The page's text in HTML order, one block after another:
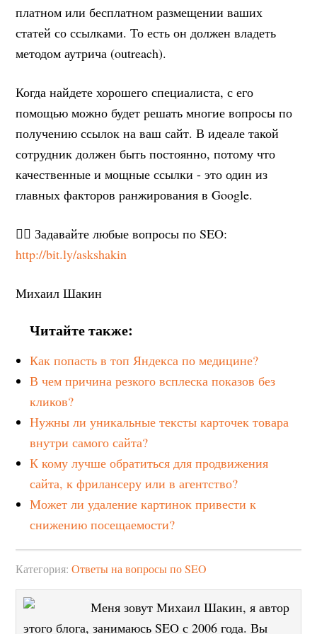
платном или бесплатном размещении ваших
статей со ссылками. То есть он должен владеть
методом аутрича (outreach).
Когда найдете хорошего специалиста, с его
помощью можно будет решать многие вопросы по
получению ссылок на ваш сайт. В идеале такой
сотрудник должен быть постоянно, потому что
качественные и мощные ссылки - это один из
главных факторов ранжирования в Google.
✍🏻 Задавайте любые вопросы по SEO:
http://bit.ly/askshakin
Михаил Шакин
Читайте также:
Как попасть в топ Яндекса по медицине?
В чем причина резкого всплеска показов без
кликов?
Нужны ли уникальные тексты карточек товара
внутри самого сайта?
К кому лучше обратиться для продвижения
сайта, к фрилансеру или в агентство?
Может ли удаление картинок привести к
снижению посещаемости?
Категория:Ответы на вопросы по SEO
Меня зовут Михаил Шакин, я автор
этого блога, занимаюсь SEO с 2006 года. Вы